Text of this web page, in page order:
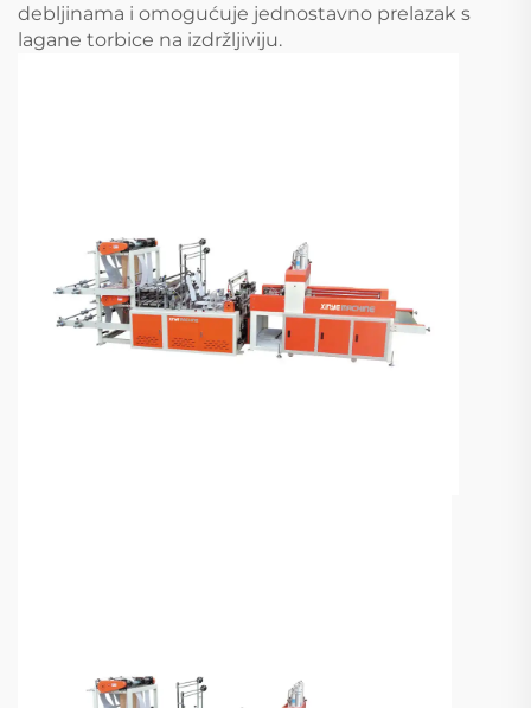
debljinama i omogućuje jednostavno prelazak s
lagane torbice na izdržljiviju.